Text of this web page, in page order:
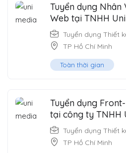
Tuyển dụng Nhân
Web tại TNHH
Tuyển dụng Thiết
TP Hồ Chí Minh
Toàn thời gian
Tuyển dụng
tại công ty TNHH
Tuyển dụng Thiết
TP Hồ Chí Minh